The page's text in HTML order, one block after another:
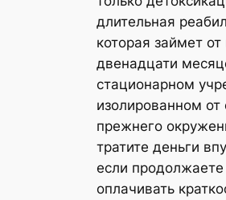
длительная
которая займет
двенадцати
стационарном
изолированном от
прежнего
тратите деньги
если продолжаете
оплачивать